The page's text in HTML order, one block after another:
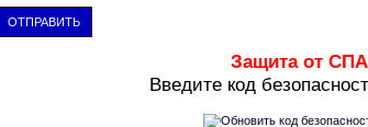
ОТПРАВИТЬ
Защита от
Введите код